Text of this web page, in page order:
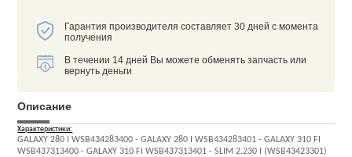
Гарантия производителя составляет 30 дней с момента
получения
В течении 14 дней Вы можете обменять запчасть или
вернуть деньги
Описание
Характеристики:
GALAXY 280 I WSB434283400 - GALAXY 280 I WSB434283401 - GALAXY 310 FI
WSB437313400 - GALAXY 310 FI WSB437313401 - SLIM 2.230 I (WSB43423301)